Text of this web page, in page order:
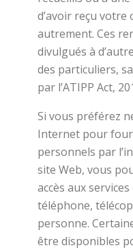
d’avoir reçu
autrement. Ces
divulgués à
des particuliers,
par l’ATIPP Act,
Si vous préférez
Internet pour
personnels par
site Web, vous
accès aux
téléphone,
personne.
être disponibles